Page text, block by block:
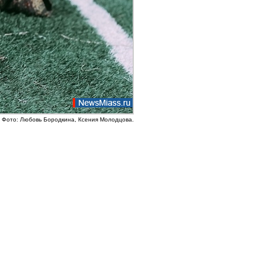
Фото: Любовь Бородкина, Ксения Молодцова.